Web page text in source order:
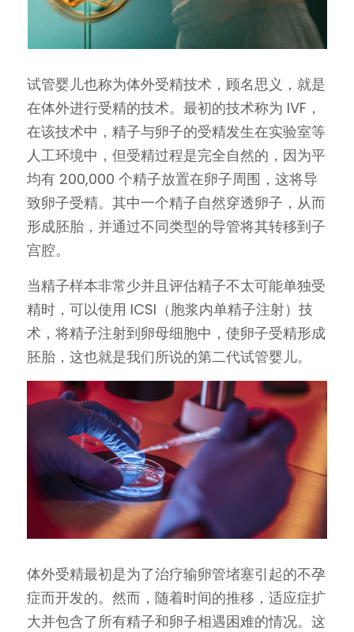
试管婴儿也称为体外受精技术，顾名思义，就是
在体外进行受精的技术。最初的技术称为 IVF，
在该技术中，精子与卵子的受精发生在实验室等
人工环境中，但受精过程是完全自然的，因为平
均有 200,000 个精子放置在卵子周围，这将导
致卵子受精。其中一个精子自然穿透卵子，从而
形成胚胎，并通过不同类型的导管将其转移到子
宫腔。
当精子样本非常少并且评估精子不太可能单独受
精时，可以使用 ICSI（胞浆内单精子注射）技
术，将精子注射到卵母细胞中，使卵子受精形成
胚胎，这也就是我们所说的第二代试管婴儿。
体外受精最初是为了治疗输卵管堵塞引起的不孕
症而开发的。然而，随着时间的推移，适应症扩
大并包含了所有精子和卵子相遇困难的情况。这